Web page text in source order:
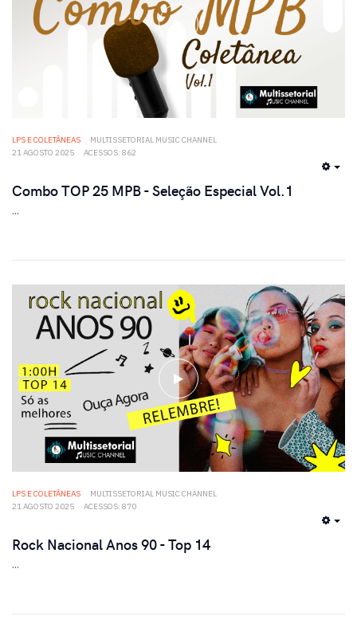
LPS E COLETÂNEAS
MULTISSETORIAL MUSIC CHANNEL
21 AGOSTO 2025
ACESSOS: 862
Combo TOP 25 MPB - Seleção Especial Vol.1
...
LPS E COLETÂNEAS
MULTISSETORIAL MUSIC CHANNEL
21 AGOSTO 2025
ACESSOS: 870
Rock Nacional Anos 90 - Top 14
...